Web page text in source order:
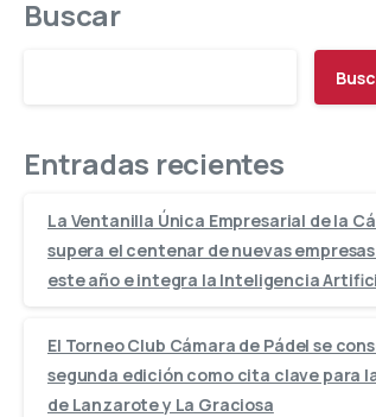
Buscar
Entradas recientes
La Ventanilla Única Empresarial de la
supera el centenar de nuevas
este año e integra la Inteligencia
El Torneo Club Cámara de Pádel se
segunda edición como cita clave para
de Lanzarote y La Graciosa